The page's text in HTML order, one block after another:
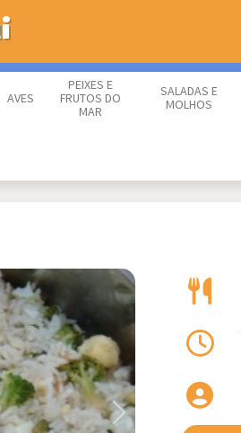
AVES
PEIXES E
FRUTOS DO
MAR
SALADAS E
MOLHOS
Next